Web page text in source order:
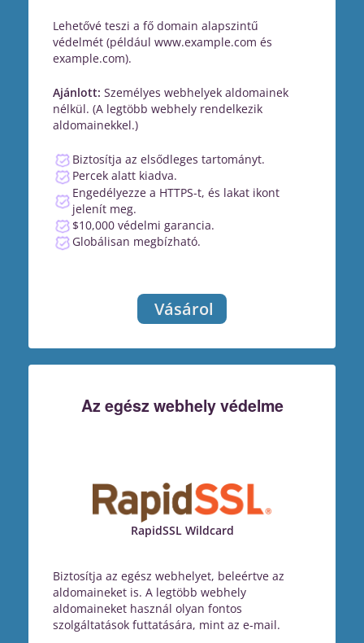
Lehetővé teszi a fő domain alapszintű
védelmét (például www.example.com és
example.com).
Ajánlott: Személyes webhelyek aldomainek
nélkül. (A legtöbb webhely rendelkezik
aldomainekkel.)
Biztosítja az elsődleges tartományt.
Percek alatt kiadva.
Engedélyezze a HTTPS-t, és lakat ikont
jelenít meg.
$10,000 védelmi garancia.
Globálisan megbízható.
Vásárol
Az egész webhely védelme
RapidSSL Wildcard
Biztosítja az egész webhelyet, beleértve az
aldomaineket is. A legtöbb webhely
aldomaineket használ olyan fontos
szolgáltatások futtatására, mint az e-mail.